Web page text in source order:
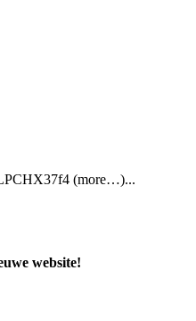
(more…)...
website!